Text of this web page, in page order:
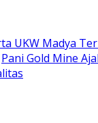
UKW Madya
Pani Gold Mine